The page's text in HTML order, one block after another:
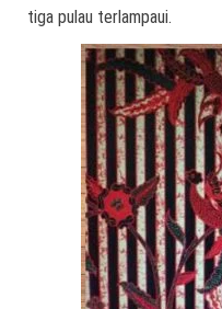
tiga pulau terlampaui.